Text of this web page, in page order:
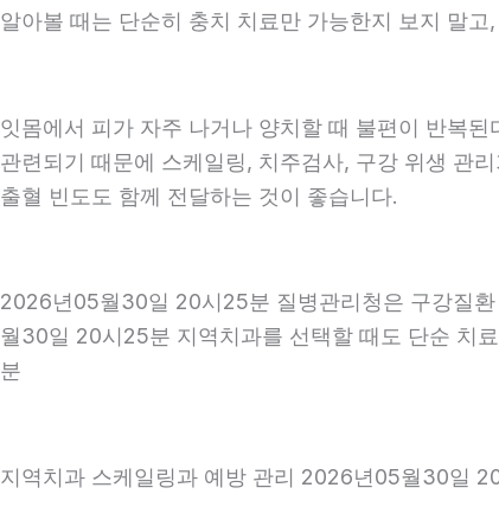
알아볼 때는 단순히 충치 치료만 가능한지 보지 말
잇몸에서 피가 자주 나거나 양치할 때 불편이 반복
관련되기 때문에 스케일링, 치주검사, 구강 위생 관
출혈 빈도도 함께 전달하는 것이 좋습니다.
2026년05월30일 20시25분 질병관리청은 구강질
월30일 20시25분 지역치과를 선택할 때도 단순 치
분
지역치과 스케일링과 예방 관리 2026년05월30일